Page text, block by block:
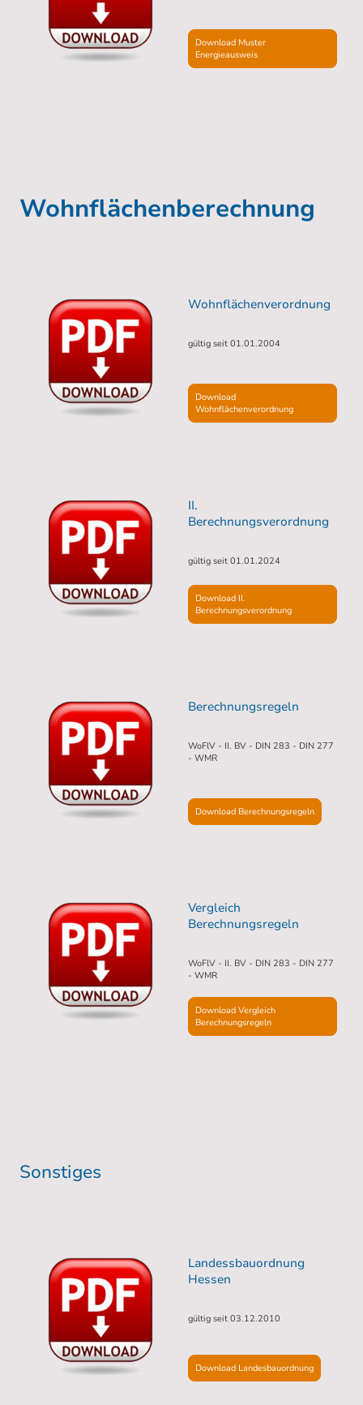
Download Muster
Energieausweis
Wohnflächenberechnung
Wohnflächenverordnung
gültig seit 01.01.2004
Download
Wohnflächenverordnung
II.
Berechnungsverordnung
gültig seit 01.01.2024
Download II.
Berechnungsverordnung
Berechnungsregeln
WoFlV - II. BV - DIN 283 - DIN 277
- WMR
Download Berechnungsregeln
Vergleich
Berechnungsregeln
WoFlV - II. BV - DIN 283 - DIN 277
- WMR
Download Vergleich
Berechnungsregeln
Sonstiges
Landessbauordnung
Hessen
gültig seit 03.12.2010
Download Landesbauordnung